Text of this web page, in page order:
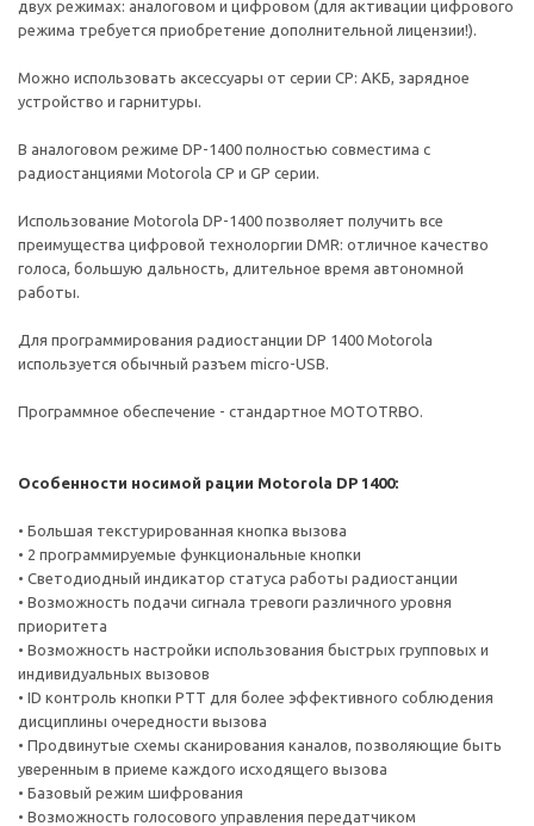
двух режимах: аналоговом и цифровом (для активации цифрового
режима требуется приобретение дополнительной лицензии!).
Можно использовать аксессуары от серии CP: АКБ, зарядное
устройство и гарнитуры.
В аналоговом режиме DP-1400 полностью совместима с
радиостанциями Motorola CP и GP серии.
Использование Motorola DP-1400 позволяет получить все
преимущества цифровой технолоргии DMR: отличное качество
голоса, большую дальность, длительное время автономной
работы.
Для программирования радиостанции DP 1400 Motorola
используется обычный разъем micro-USB.
Программное обеспечение - стандартное MOTOTRBO.
Особенности носимой рации Motorola DP 1400:
• Большая текстурированная кнопка вызова
• 2 программируемые функциональные кнопки
• Светодиодный индикатор статуса работы радиостанции
• Возможность подачи сигнала тревоги различного уровня
приоритета
• Возможность настройки использования быстрых групповых и
индивидуальных вызовов
• ID контроль кнопки PTT для более эффективного соблюдения
дисциплины очередности вызова
• Продвинутые схемы сканирования каналов, позволяющие быть
уверенным в приеме каждого исходящего вызова
• Базовый режим шифрования
• Возможность голосового управления передатчиком